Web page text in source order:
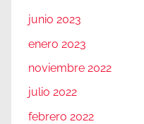
junio 2023
enero 2023
noviembre 2022
julio 2022
febrero 2022